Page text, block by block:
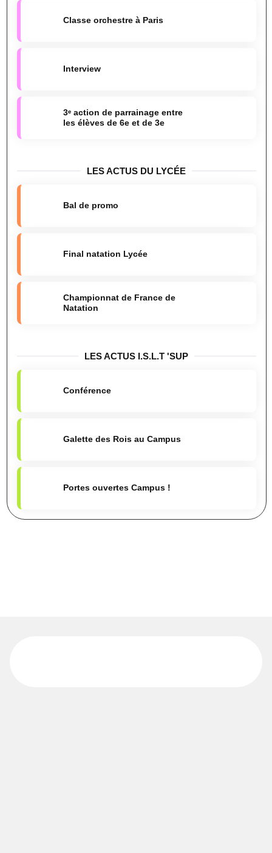
Classe orchestre à Paris
Interview
3ᵉ action de parrainage entre
les élèves de 6e et de 3e
LES ACTUS DU LYCÉE
Bal de promo
Final natation Lycée
Championnat de France de
Natation
LES ACTUS I.S.L.T 'SUP
Conférence
Galette des Rois au Campus
Portes ouvertes Campus !